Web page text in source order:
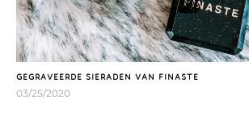
GEGRAVEERDE SIERADEN VAN FINASTE
03/25/2020